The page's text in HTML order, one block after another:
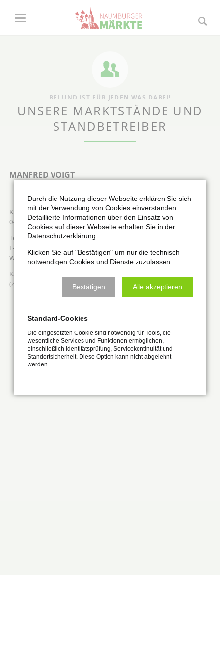
BEI UND IST FÜR JEDEN WAS DABEI!
UNSERE MARKTSTÄNDE UND
STANDBETREIBER
MANFRED VOIGT
Kurt-Eisner-Straße 16
04275
Leipzig
0160-97348309
Mavokeram@gmx.de
(Zubehör etc.)
Durch die Nutzung dieser Webseite erklären Sie sich
mit der Verwendung von Cookies einverstanden.
Detaillierte Informationen über den Einsatz von
Cookies auf dieser Webseite erhalten Sie in der
Datenschutzerklärung.
Klicken Sie auf "Bestätigen" um nur die technisch
notwendigen Cookies und Dienste zuzulassen.
Bestätigen Alle akzeptieren
Standard-Cookies
Die eingesetzten Cookie sind notwendig für Tools, die
wesentliche Services und Funktionen ermöglichen,
einschließlich Identitätsprüfung, Servicekontinuität und
Standortsicherheit. Diese Option kann nicht abgelehnt
werden.